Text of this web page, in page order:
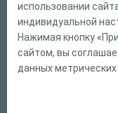
Русский
Справка
Форма
использовании
индивидуальной
Нажимая кнопку
сайтом, вы
данных метрических